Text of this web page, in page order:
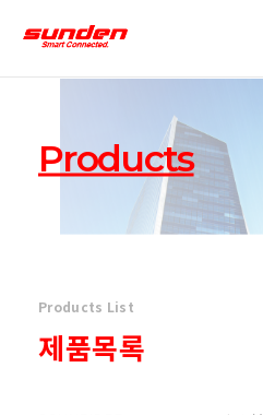
Products
Products List
제품목록